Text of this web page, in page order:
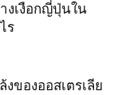
งเงือกญี่ปุ่นใน
ร
ของออสเตรเลีย